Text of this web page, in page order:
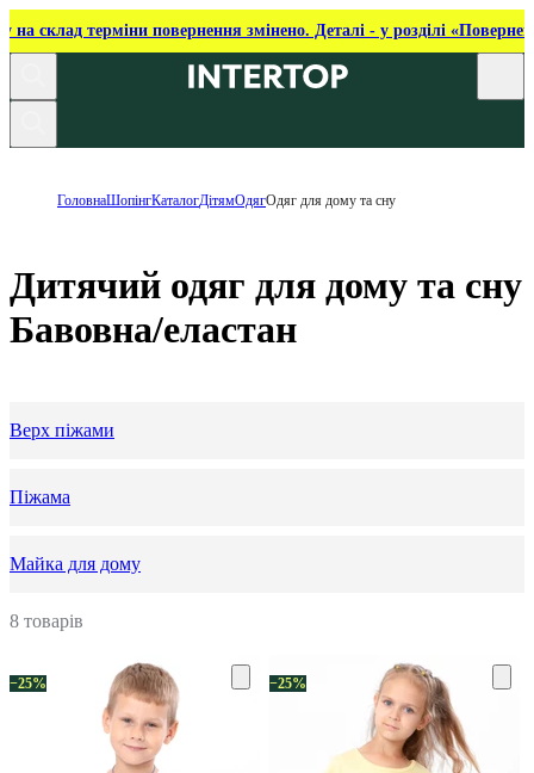
на склад терміни повернення змінено. Деталі - у розділі
ГоловнаШопінгКаталогДітямОдягОдяг для дому та сну
Дитячий одяг для дому та сну
Бавовна/еластан
Верх піжами
Піжама
Майка для дому
8 товарів
−25% −25%